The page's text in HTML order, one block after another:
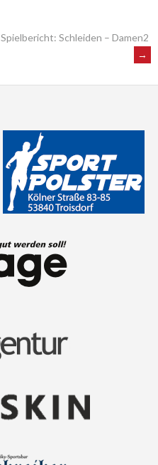
Spielbericht: Schleiden – Damen2
→